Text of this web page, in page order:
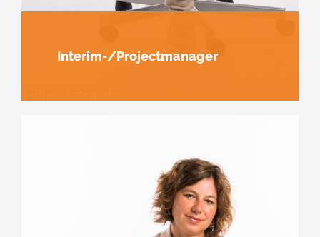
Interim-/Projectmanager